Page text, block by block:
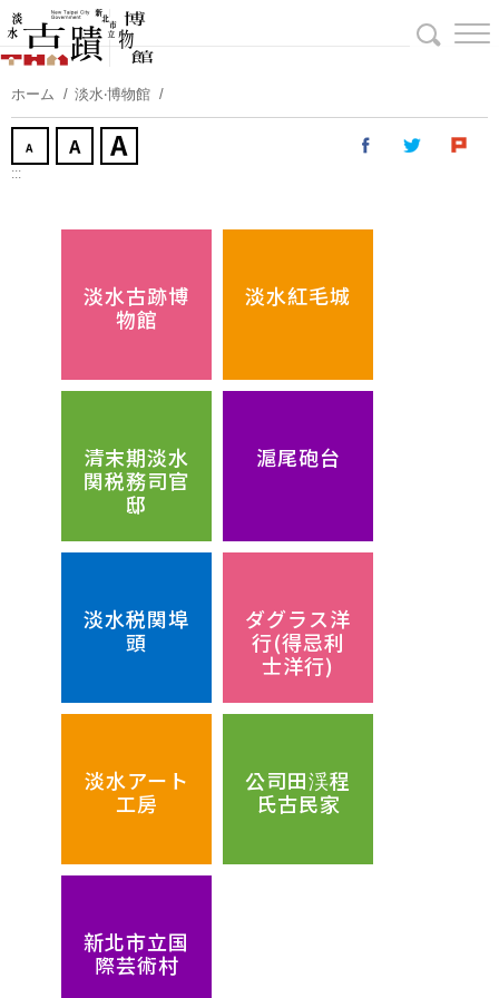
コ
ン
テ
ン
ツ
ス
ホーム 淡水‧博物館
:::
淡水古跡博
物館
淡水紅毛城
清末期淡水
関税務司官
邸
滬尾砲台
淡水税関埠
頭
ダグラス洋
行(得忌利
士洋行)
淡水アート
工房
公司田渓程
氏古民家
新北市立国
際芸術村